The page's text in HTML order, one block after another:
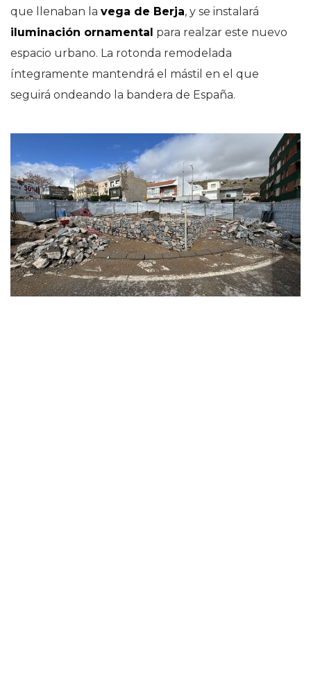
que llenaban la vega de Berja, y se instalará
iluminación ornamental para realzar este nuevo
espacio urbano. La rotonda remodelada
íntegramente mantendrá el mástil en el que
seguirá ondeando la bandera de España.